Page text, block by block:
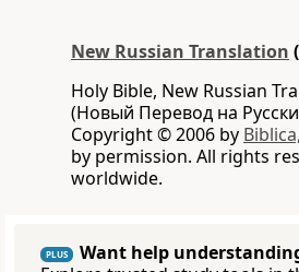
New Russian Translation
Holy Bible, New Russian
(Новый Перевод на
Copyright © 2006 by Biblica,
by permission. All rights
worldwide.
PLUS
Want help